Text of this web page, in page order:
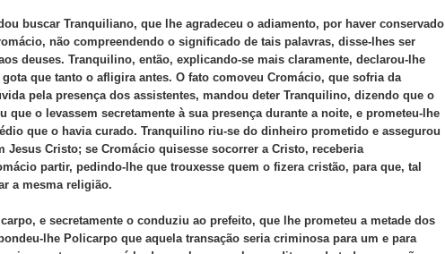
buscar Tranquiliano, que lhe agradeceu o adiamento, por haver conservado
não compreendendo o significado de tais palavras, disse-lhes ser
deuses. Tranquilino, então, explicando-se mais claramente, declarou-lhe
que tanto o afligira antes. O fato comoveu Cromácio, que sofria da
pela presença dos assistentes, mandou deter Tranquilino, dizendo que o
que o levassem secretamente à sua presença durante a noite, e prometeu-lhe
que o havia curado. Tranquilino riu-se do dinheiro prometido e assegurou
Jesus Cristo; se Cromácio quisesse socorrer a Cristo, receberia
partir, pedindo-lhe que trouxesse quem o fizera cristão, para que, tal
a mesma religião.
e secretamente o conduziu ao prefeito, que lhe prometeu a metade dos
lhe Policarpo que aquela transação seria criminosa para um e para